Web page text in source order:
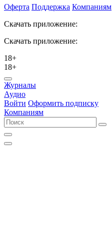
Оферта Поддержка Компаниям
Скачать приложение:
Скачать приложение:
18+
18+
Журналы
Аудио
Войти Оформить подписку
Компаниям